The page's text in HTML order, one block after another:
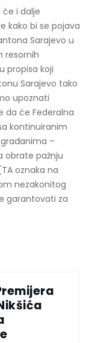
će i dalje
kako bi se pojava
Sarajevo u
resornih
propisa koji
Sarajevo tako
upoznati
da će Federalna
kontinuiranim
–
obrate pažnju
oznaka na
nezakonitog
garantovati za